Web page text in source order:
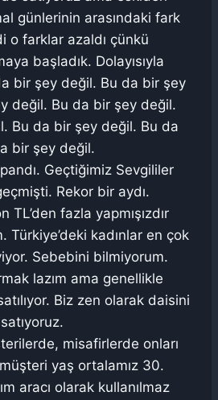
günlerinin arasındaki fark
o farklar azaldı çünkü
başladık. Dolayısıyla
bir şey değil. Bu da bir şey
değil. Bu da bir şey değil.
Bu da bir şey değil. Bu da
bir şey değil.
Geçtiğimiz Sevgililer
Rekor bir aydı.
fazla yapmışızdır
Türkiye’deki kadınlar en çok
Sebebini bilmiyorum.
lazım ama genellikle
Biz zen olarak daisini
misafirlerde onları
yaş ortalamız 30.
aracı olarak kullanılmaz